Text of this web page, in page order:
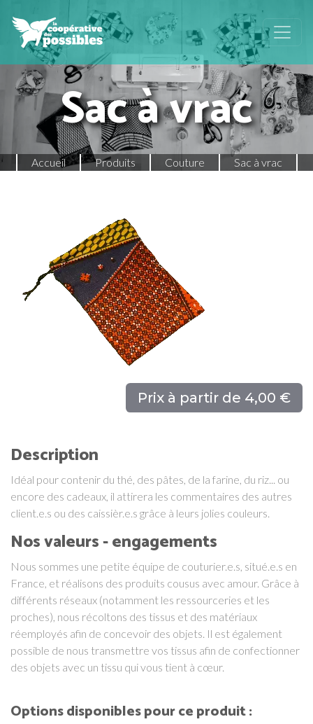
Sac à vrac
Accueil Produits Couture Sac à vrac
Prix à partir de 4,00 €
Description
Idéal pour contenir du thé, des pâtes, de la farine, du riz... ou
encore des cadeaux, il attirera les commentaires des autres
client.e.s ou des caissièr.e.s grâce à leurs jolies couleurs.
Nos valeurs - engagements
Nous sommes une petite équipe de couturier.e.s, situé.e.s en
France, et réalisons des produits cousus avec amour. Grâce à
différents réseaux (notamment les ressourceries et les
proches), nous récoltons des tissus et des matériaux
réemployés afin de concevoir des objets. Il est également
possible de nous transmettre vos tissus afin de confectionner
des objets avec un tissu qui vous tient à cœur.
Options disponibles pour ce produit :